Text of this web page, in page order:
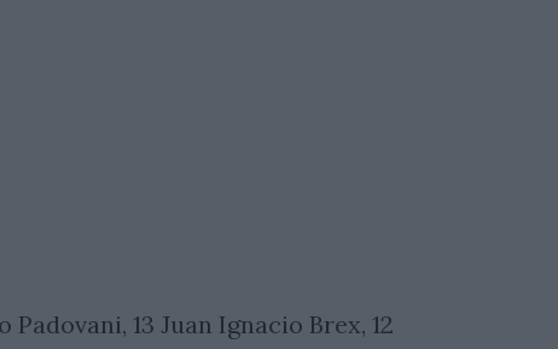
Padovani, 13 Juan Ignacio Brex, 12